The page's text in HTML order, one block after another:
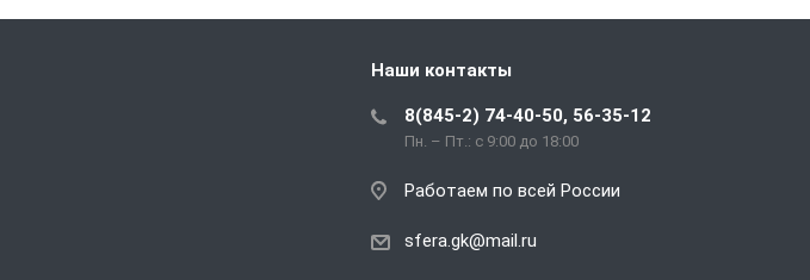
Наши контакты
8(845-2) 74-40-50, 56-35-12
Пн. – Пт.: с 9:00 до 18:00
Работаем по всей России
sfera.gk@mail.ru